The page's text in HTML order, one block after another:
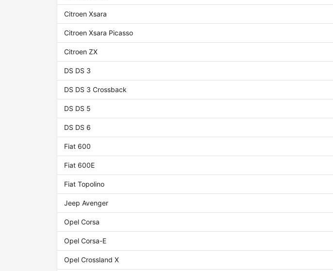
Citroen Xsara
Citroen Xsara Picasso
Citroen ZX
DS DS 3
DS DS 3 Crossback
DS DS 5
DS DS 6
Fiat 600
Fiat 600E
Fiat Topolino
Jeep Avenger
Opel Corsa
Opel Corsa-E
Opel Crossland X